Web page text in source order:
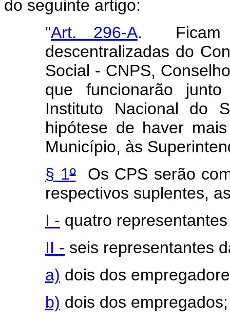
do seguinte artigo:
"Art. 296-A. Ficam
descentralizadas do
Social - CNPS,
que funcionarão
Instituto Nacional do
hipótese de haver
Município, às
§ 1ºOs CPS serão
respectivos suplentes,
I - quatro
II - seis representantes
a) dois dos
b) dois dos